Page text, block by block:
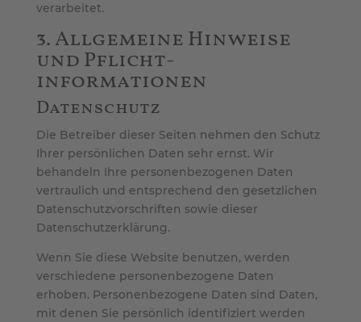
verarbeitet.
3. Allgemeine Hinweise
und Pflicht­
informationen
Datenschutz
Die Betreiber dieser Seiten nehmen den Schutz
Ihrer persönlichen Daten sehr ernst. Wir
behandeln Ihre personenbezogenen Daten
vertraulich und entsprechend den gesetzlichen
Datenschutzvorschriften sowie dieser
Datenschutzerklärung.
Wenn Sie diese Website benutzen, werden
verschiedene personenbezogene Daten
erhoben. Personenbezogene Daten sind Daten,
mit denen Sie persönlich identifiziert werden